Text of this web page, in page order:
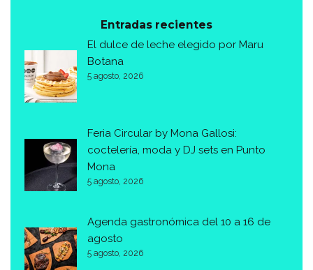
Entradas recientes
El dulce de leche elegido por Maru
Botana
5 agosto, 2026
Feria Circular by Mona Gallosi:
coctelería, moda y DJ sets en Punto
Mona
5 agosto, 2026
Agenda gastronómica del 10 a 16 de
agosto
5 agosto, 2026